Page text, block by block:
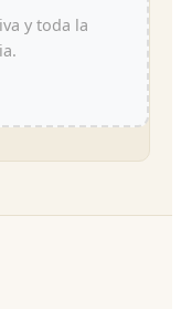
y toda la